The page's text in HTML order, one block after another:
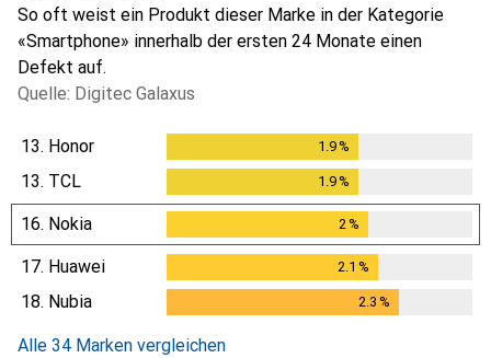
So oft weist ein Produkt dieser Marke in der Kategorie
«Smartphone» innerhalb der ersten 24 Monate einen
Defekt auf.
Quelle: Digitec Galaxus
13. Honor 1.9%
13. TCL 1.9%
16. Nokia 2 %
17. Huawei 2.1 %
18. Nubia 2.3 %
Alle 34 Marken vergleichen